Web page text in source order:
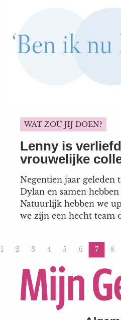
een leuke man in de...
WAT ZOU JIJ DOEN?
Lenny is
vrouwelijke
Negentien jaar geleden
Dylan en samen
Natuurlijk hebben we
we zijn een hecht team
gezelligs met elkaar:
lekker uit eten. Vier
pagina
Pagina
1 Pagina
2 Pagina
3 Pagina
4 Pagina
5 Pagina
6 Pagina
7 8